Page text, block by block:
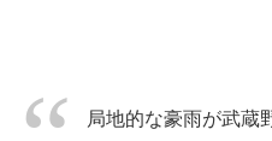
局地的な豪雨が武蔵